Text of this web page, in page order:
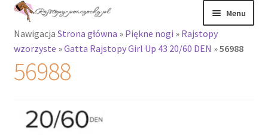
Przejdź
nawigacji
Przejdź
treści
Menu
Rajstopy
Rozwiń
menu
Rajstopy Orirose
zakolanówki
Nawigacja Strona główna » Piękne nogi » Rajstopy
wzorzyste »Gatta Rajstopy Girl Up 43 20/60 DEN »56988
56988